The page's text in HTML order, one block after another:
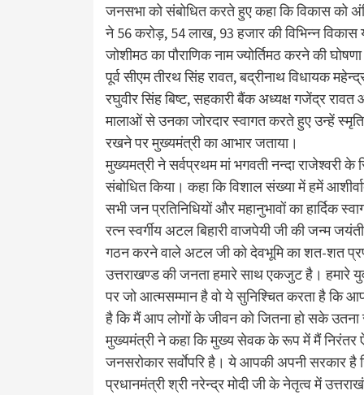
जनसभा को संबोधित करते हुए कहा कि विकास को
ने 56 करोड़, 54 लाख, 93 हजार की विभिन्न
जोशीमठ का पौराणिक नाम ज्योर्तिमठ करने की
पूर्व सीएम तीरथ सिंह रावत, बद्रीनाथ विधायक
रघुवीर सिंह बिष्ट, सहकारी बैंक अध्यक्ष गजेंद्र
मालाओं से उनका जोरदार स्वागत करते हुए उन्हें
रखने पर मुख्यमंत्री का आभार जताया।
मुख्यमत्री ने सर्वप्रथम मां भगवती नन्दा राजेश्वरी
संबोधित किया। कहा कि विशाल संख्या में हमें
सभी जन प्रतिनिधियों और महानुभावों का हार्दिक
रत्न स्वर्गीय अटल बिहारी वाजपेयी जी की जन्म
गठन करने वाले अटल जी को देवभूमि का शत-शत
उत्तराखण्ड की जनता हमारे साथ एकजुट है।
पर जो आत्मसम्मान है वो ये सुनिश्चित करता है कि
है कि मैं आप लोगों के जीवन को जितना हो सके
मुख्यमंत्री ने कहा कि मुख्य सेवक के रूप में मैं
जनसरोकार सर्वाेपरि है। ये आपकी अपनी सरकार
प्रधानमंत्री श्री नरेन्द्र मोदी जी के नेतृत्व में